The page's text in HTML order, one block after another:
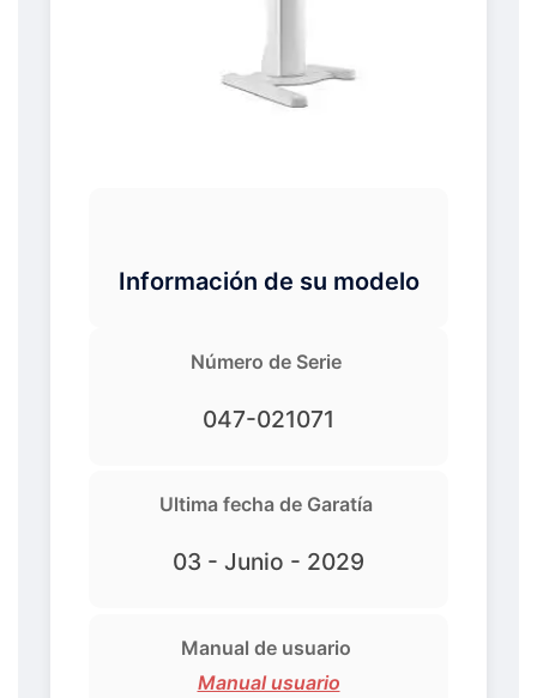
Información de su modelo
Número de Serie
047-021071
Ultima fecha de Garatía
03 - Junio - 2029
Manual de usuario
Manual usuario